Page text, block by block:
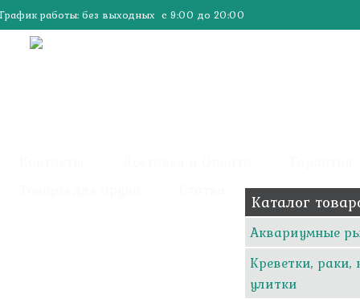
График работы: без выходных с 9:00 до 20:00
Каталог
Аквариумные
Креветки, раки,
улитки